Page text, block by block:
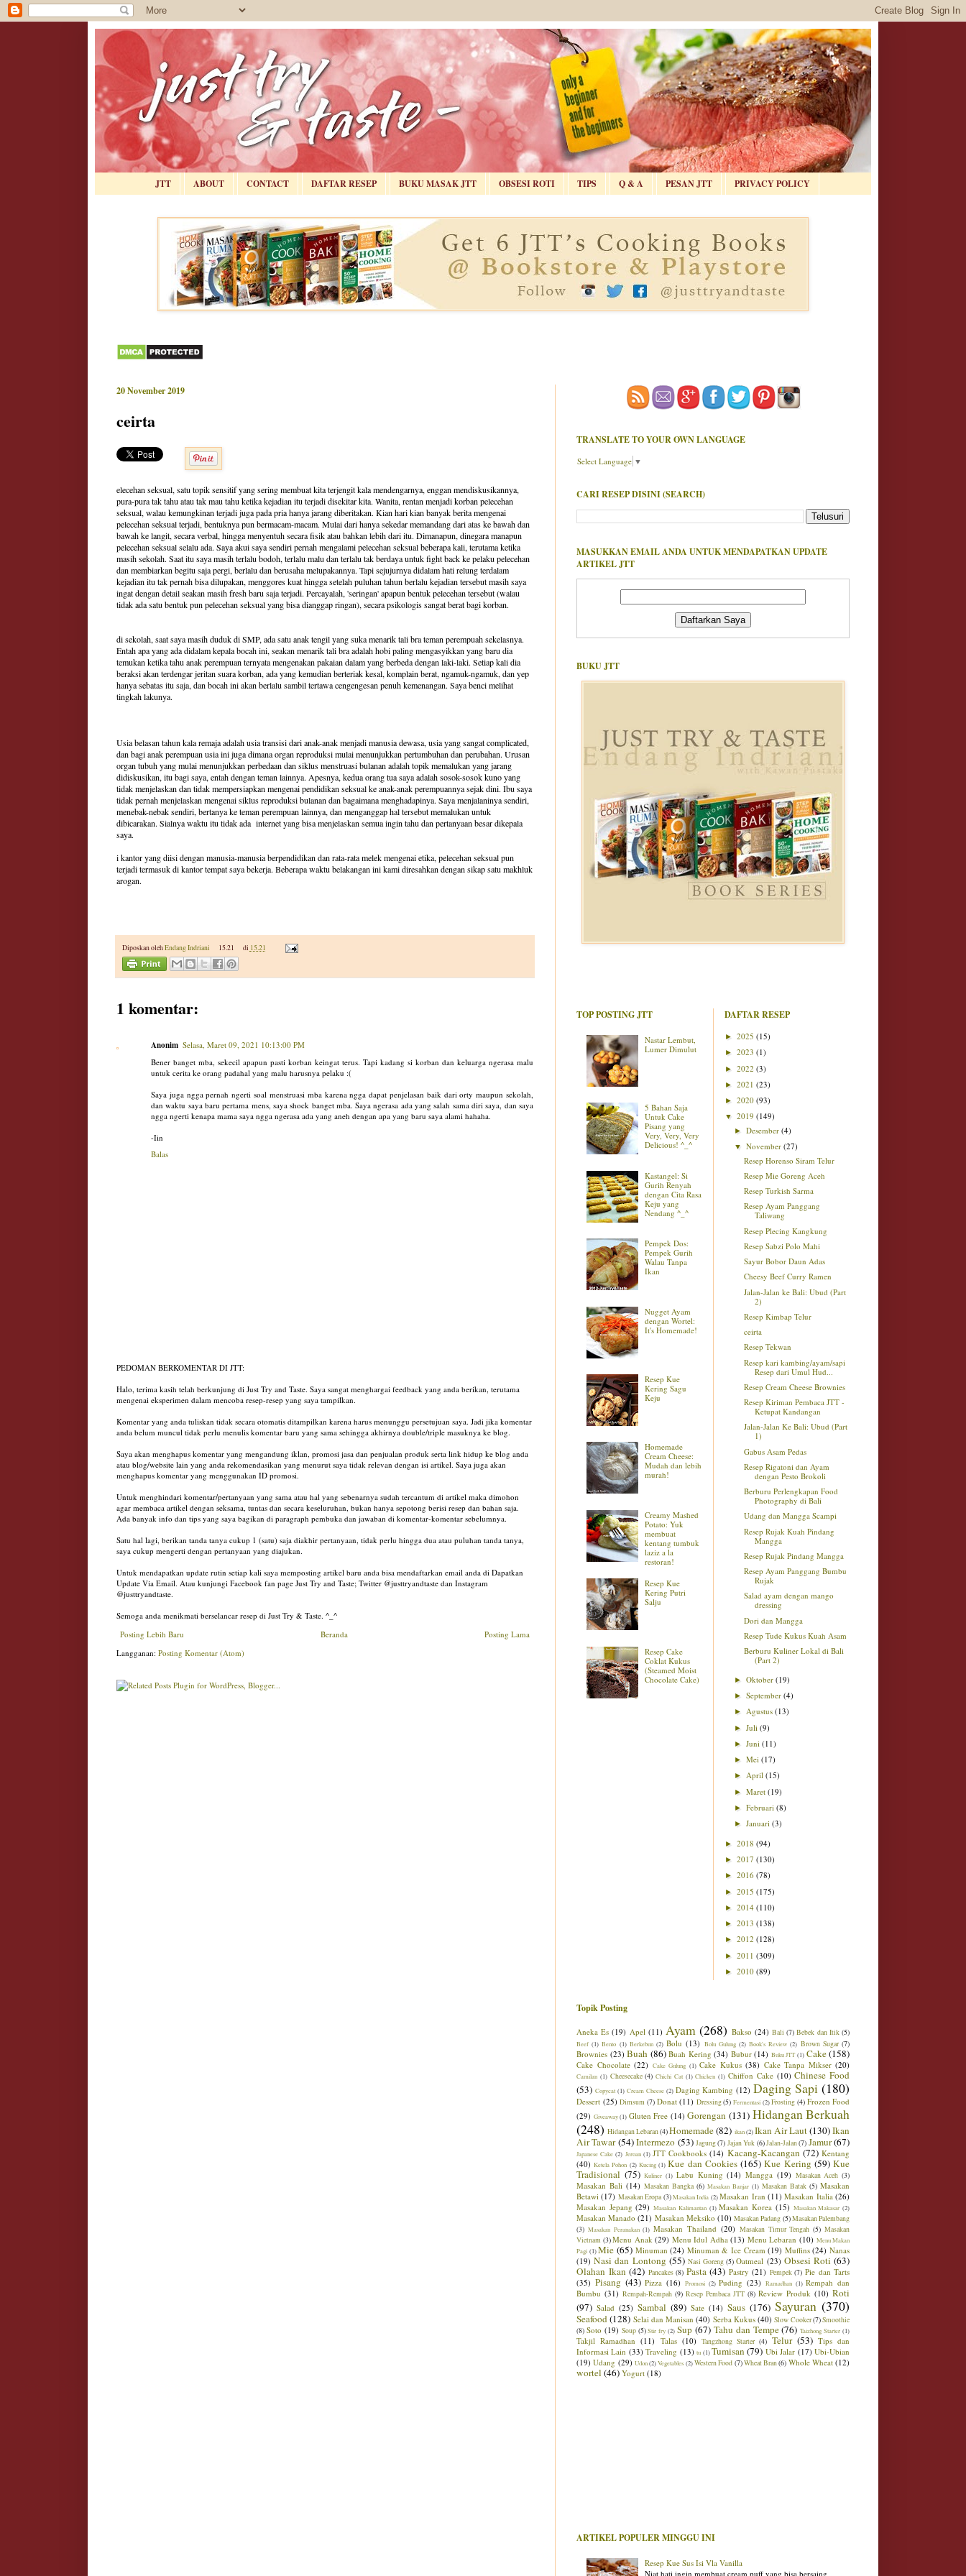
JTT ABOUT CONTACT DAFTAR RESEP BUKU MASAK JTT OBSESI ROTI TIPS Q & A PESAN JTT PRIVACY POLICY
20 November 2019
ceirta
elecehan seksual, satu topik sensitif yang sering membuat kita terjengit kala mendengarnya, enggan mendiskusikannya,
pura-pura tak tahu atau tak mau tahu ketika kejadian itu terjadi disekitar kita. Wanita, rentan menjadi korban pelecehan
seksual, walau kemungkinan terjadi juga pada pria hanya jarang diberitakan. Kian hari kian banyak berita mengenai
pelecehan seksual terjadi, bentuknya pun bermacam-macam. Mulai dari hanya sekedar memandang dari atas ke bawah dan
bawah ke langit, secara verbal, hingga menyentuh secara fisik atau bahkan lebih dari itu. Dimanapun, dinegara manapun
pelecehan seksual selalu ada. Saya akui saya sendiri pernah mengalami pelecehan seksual beberapa kali, terutama ketika
masih sekolah. Saat itu saya masih terlalu bodoh, terlalu malu dan terlalu tak berdaya untuk fight back ke pelaku pelecehan
dan membiarkan begitu saja pergi, berlalu dan berusaha melupakannya. Tapi sejujurnya didalam hati relung terdalam
kejadian itu tak pernah bisa dilupakan, menggores kuat hingga setelah puluhan tahun berlalu kejadian tersebut masih saya
ingat dengan detail seakan masih fresh baru saja terjadi. Percayalah, 'seringan' apapun bentuk pelecehan tersebut (walau
tidak ada satu bentuk pun pelecehan seksual yang bisa dianggap ringan), secara psikologis sangat berat bagi korban.
di sekolah, saat saya masih duduk di SMP, ada satu anak tengil yang suka menarik tali bra teman perempuah sekelasnya.
Entah apa yang ada didalam kepala bocah ini, seakan menarik tali bra adalah hobi paling mengasyikkan yang baru dia
temukan ketika tahu anak perempuan ternyata mengenakan pakaian dalam yang berbeda dengan laki-laki. Setiap kali dia
beraksi akan terdengar jeritan suara korban, ada yang kemudian berteriak kesal, komplain berat, ngamuk-ngamuk, dan yep
hanya sebatas itu saja, dan bocah ini akan berlalu sambil tertawa cengengesan penuh kemenangan. Saya benci melihat
tingkah lakunya.
Usia belasan tahun kala remaja adalah usia transisi dari anak-anak menjadi manusia dewasa, usia yang sangat complicated,
dan bagi anak perempuan usia ini juga dimana organ reproduksi mulai menunjukkan pertumbuhan dan perubahan. Urusan
organ tubuh yang mulai menunjukkan perbedaan dan siklus menstruasi bulanan adalah topik memalukan yang jarang
didiskusikan, itu bagi saya, entah dengan teman lainnya. Apesnya, kedua orang tua saya adalah sosok-sosok kuno yang
tidak menjelaskan dan tidak mempersiapkan mengenai pendidikan seksual ke anak-anak perempuannya sejak dini. Ibu saya
tidak pernah menjelaskan mengenai siklus reproduksi bulanan dan bagaimana menghadapinya. Saya menjalaninya sendiri,
menebak-nebak sendiri, bertanya ke teman perempuan lainnya, dan menganggap hal tersebut memalukan untuk
dibicarakan. Sialnya waktu itu tidak ada internet yang bisa menjelaskan semua ingin tahu dan pertanyaan besar dikepala
saya.
i kantor yang diisi dengan manusia-manusia berpendidikan dan rata-rata melek mengenai etika, pelecehan seksual pun
terjadi termasuk di kantor tempat saya bekerja. Beberapa waktu belakangan ini kami diresahkan dengan sikap satu makhluk
arogan.
Diposkan olehEndang Indriani 15.21 di 15.21
1 komentar:
Anonim Selasa, Maret 09, 2021 10:13:00 PM
Bener banget mba, sekecil apapun pasti korban keingat terus. Tapi kadang si korban dan keluarga ngerasa malu
untuk cerita ke orang padahal yang malu harusnya pelaku :(
Saya juga ngga pernah ngerti soal menstruasi mba karena ngga dapat penjelasan baik dari orty maupun sekolah,
dan waktu saya baru pertama mens, saya shock banget mba. Saya ngerasa ada yang salah sama diri saya, dan saya
ngga ngerti kenapa mama saya ngga ngerasa ada yang aneh dengan apa yang baru saya alami hahaha.
-Iin
Balas
PEDOMAN BERKOMENTAR DI JTT:
Halo, terima kasih telah berkunjung di Just Try and Taste. Saya sangat menghargai feedback yang anda berikan, terutama
mengenai eksperimen dalam mencoba resep-resep yang saya tampilkan.
Komentar yang anda tuliskan tidak secara otomatis ditampilkan karena harus menunggu persetujuan saya. Jadi jika komentar
anda belum muncul tidak perlu menulis komentar baru yang sama sehingga akhirnya double/triple masuknya ke blog.
Saya akan menghapus komentar yang mengandung iklan, promosi jasa dan penjualan produk serta link hidup ke blog anda
atau blog/website lain yang anda rekomendasikan yang menurut saya tidak relevan dengan isi artikel. Saya juga akan
menghapus komentar yang menggunakan ID promosi.
Untuk menghindari komentar/pertanyaan yang sama atau hal yang sebenarnya sudah tercantum di artikel maka dimohon
agar membaca artikel dengan seksama, tuntas dan secara keseluruhan, bukan hanya sepotong berisi resep dan bahan saja.
Ada banyak info dan tips yang saya bagikan di paragraph pembuka dan jawaban di komentar-komentar sebelumnya.
Satu hal lagi, berikan tanda tanya cukup 1 (satu) saja diakhir pertanyaan, tidak perlu hingga dua atau puluhan tanda tanya,
saya cukup mengerti dengan pertanyaan yang diajukan.
Untuk mendapatkan update rutin setiap kali saya memposting artikel baru anda bisa mendaftarkan email anda di Dapatkan
Update Via Email. Atau kunjungi Facebook fan page Just Try and Taste; Twitter @justtryandtaste dan Instagram
@justtryandtaste.
Semoga anda menikmati berselancar resep di Just Try & Taste. ^_^
Posting Lebih Baru
Posting Lama
Beranda
Langganan: Posting Komentar (Atom)
TRANSLATE TO YOUR OWN LANGUAGE
Select Language ▼
CARI RESEP DISINI (SEARCH)
MASUKKAN EMAIL ANDA UNTUK MENDAPATKAN UPDATE
ARTIKEL JTT
BUKU JTT
TOP POSTING JTT
Nastar Lembut,
Lumer Dimulut
5 Bahan Saja
Untuk Cake
Pisang yang
Very, Very, Very
Delicious! ^_^
Kastangel: Si
Gurih Renyah
dengan Cita Rasa
Keju yang
Nendang ^_^
Pempek Dos:
Pempek Gurih
Walau Tanpa
Ikan
Nugget Ayam
dengan Wortel:
It's Homemade!
Resep Kue
Kering Sagu
Keju
Homemade
Cream Cheese:
Mudah dan lebih
murah!
Creamy Mashed
Potato: Yuk
membuat
kentang tumbuk
laziz a la
restoran!
Resep Kue
Kering Putri
Salju
Resep Cake
Coklat Kukus
(Steamed Moist
Chocolate Cake)
DAFTAR RESEP
► 2025 (15)
► 2023 (1)
► 2022 (3)
► 2021 (23)
► 2020 (93)
▼ 2019 (149)
►Desember(4)
▼November(27)
Resep Horenso Siram Telur
Resep Mie Goreng Aceh
Resep Turkish Sarma
Resep Ayam Panggang
Taliwang
Resep Plecing Kangkung
Resep Sabzi Polo Mahi
Sayur Bobor Daun Adas
Cheesy Beef Curry Ramen
Jalan-Jalan ke Bali: Ubud (Part
2)
Resep Kimbap Telur
ceirta
Resep Tekwan
Resep kari kambing/ayam/sapi
Resep dari Umul Hud...
Resep Cream Cheese Brownies
Resep Kiriman Pembaca JTT -
Ketupat Kandangan
Jalan-Jalan Ke Bali: Ubud (Part
1)
Gabus Asam Pedas
Resep Rigatoni dan Ayam
dengan Pesto Brokoli
Berburu Perlengkapan Food
Photography di Bali
Udang dan Mangga Scampi
Resep Rujak Kuah Pindang
Mangga
Resep Rujak Pindang Mangga
Resep Ayam Panggang Bumbu
Rujak
Salad ayam dengan mango
dressing
Dori dan Mangga
Resep Tude Kukus Kuah Asam
Berburu Kuliner Lokal di Bali
(Part 2)
►Oktober(19)
►September(4)
►Agustus(13)
►Juli(9)
►Juni(11)
►Mei(17)
►April(15)
►Maret(19)
►Februari(8)
►Januari(3)
► 2018 (94)
► 2017 (130)
► 2016 (78)
► 2015 (175)
► 2014 (110)
► 2013 (138)
► 2012 (128)
► 2011 (309)
► 2010 (89)
Topik Posting
Aneka Es (19) Apel (11) Ayam (268) Bakso (24) Bali (7) Bebek dan Itik (5)
Beef (1) Bento (1) Berkebun (2) Bolu (13) Bolu Gulung (2) Book's Review (2) Brown Sugar (7)
Brownies (23) Buah (86) Buah Kering (34) Bubur (14) Buku JTT (1) Cake(158)
Cake Chocolate (22) Cake Gulung (1) Cake Kukus (38) Cake Tanpa Mikser (20)
Camilan (1) Cheesecake (4) Chichi Cat (1) Chicken (1) Chiffon Cake (10) Chinese Food
(53) Copycat (1) Cream Cheese (2) Daging Kambing (12) Daging Sapi (180)
Dessert (25) Dimsum (7) Donat (11) Dressing (5) Fermentasi (2) Frosting (4) Frozen Food
(29) Giveaway (1) Gluten Free (14) Gorengan (131) Hidangan Berkuah
(248) Hidangan Lebaran(4)Homemade(82) ikan (2) Ikan Air Laut(130)Ikan
Air Tawar (54)Intermezo (53) Jagung(7) Jajan Yuk (6)Jalan-Jalan(7) Jamur(67)
Japanese Cake (2) Jeroan (1) JTT Cookbooks (14) Kacang-Kacangan (72) Kentang
(40) Ketela Pohon (2) Kucing (1) Kue dan Cookies (165) Kue Kering (59) Kue
Tradisional (75) Kuliner (1) Labu Kuning (14) Mangga (19) Masakan Aceh (3)
Masakan Bali (14) Masakan Bangka (6) Masakan Banjar (1) Masakan Batak (5) Masakan
Betawi (17) Masakan Eropa (3) Masakan India (2) Masakan Iran (11) Masakan Italia (26)
Masakan Jepang (29) Masakan Kalimantan (1) Masakan Korea (15) Masakan Makasar (2)
Masakan Manado (21) Masakan Meksiko (10) Masakan Padang (5)Masakan Palembang
(3) Masakan Peranakan (1) Masakan Thailand (20) Masakan Timur Tengah (5) Masakan
Vietnam (3)Menu Anak (29) Menu Idul Adha (13) Menu Lebaran (10) Menu Makan
Pagi (1) Mie (65) Minuman (24) Minuman & Ice Cream (19) Muffins (24) Nanas
(19) Nasi dan Lontong (55) Nasi Goreng (5) Oatmeal (23) Obsesi Roti (63)
Olahan Ikan (42) Pancakes (8) Pasta (43) Pastry (21) Pempek (7) Pie dan Tarts
(35) Pisang (43) Pizza (16) Promosi (2) Puding (23) Ramadhan (1) Rempah dan
Bumbu (31) Rempah-Rempah (9) Resep Pembaca JTT (8) Review Produk (10) Roti
(97) Salad (25) Sambal (89) Sate (14) Saus (176) Sayuran (370)
Seafood(128) Selai dan Manisan (40) Serba Kukus (40) Slow Cooker(7)Smoothie
(8) Soto (19) Soup (5) Stir fry (2) Sup (67) Tahu dan Tempe (76) Taizhong Starter (1)
Takjil Ramadhan (11) Talas (10) Tangzhong Starter (4) Telur (53) Tips dan
Informasi Lain (33) Traveling (13) tu (1) Tumisan (79) Ubi Jalar (17) Ubi-Ubian
(19) Udang (29) Udon (2) Vegetables (2) Western Food (7)Wheat Bran(6) Whole Wheat (12)
wortel (46) Yogurt (18)
ARTIKEL POPULER MINGGU INI
Resep Kue Sus Isi Vla Vanilla
Niat hati ingin membuat cream puff yang bisa bersaing